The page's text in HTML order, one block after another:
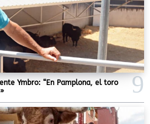
Ymbro: “En Pamplona, el toro